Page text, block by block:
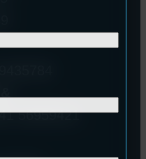
56959421